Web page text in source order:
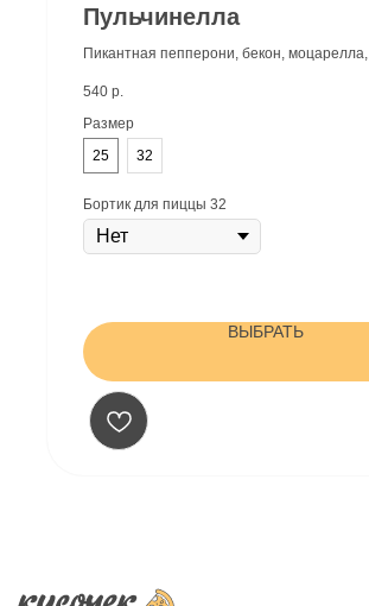
Пульчинелла
Пикантная пепперони, бекон, моцарелла,
540 р.
Размер
25
32
Бортик для пиццы 32
ВЫБРАТЬ
+7 (989) 266 06 99
Мы открыты с 11.00 до 23.00
ИНН: 782005497421
ОГРНИП: 323237500007403
Жиливинский Илья Владимирович (ИП)
Юр адрес: г. Краснодар, ул. Платановый бульвар, д.19/1,
Политика конфиденцальности